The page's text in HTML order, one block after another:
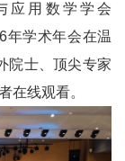
应用数学学会
年学术年会在温
院士、顶尖专家
在线观看。